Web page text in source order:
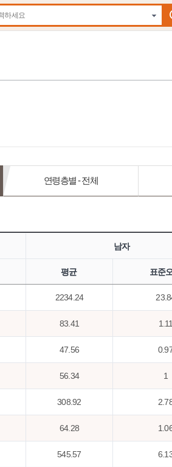
자동
연령층별 - 전체
남자
평균 표준
2234.24
83.41 1.11
47.56
56.34 1
308.92
64.28
545.57